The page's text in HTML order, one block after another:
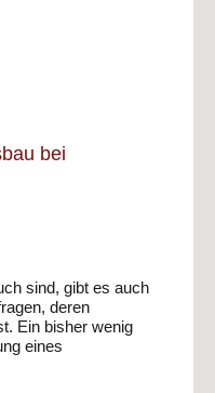
bei
sind, gibt es auch
deren
Ein bisher wenig
eines